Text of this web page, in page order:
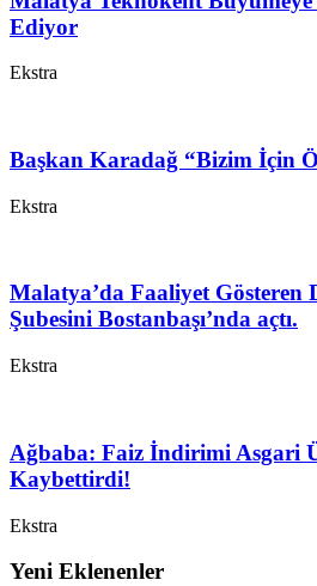
Ediyor
Ekstra
Başkan Karadağ “Bizim İçin
Ekstra
Malatya’da Faaliyet Gösteren
Şubesini Bostanbaşı’nda açtı.
Ekstra
Ağbaba: Faiz İndirimi Asgari
Kaybettirdi!
Ekstra
Yeni Eklenenler